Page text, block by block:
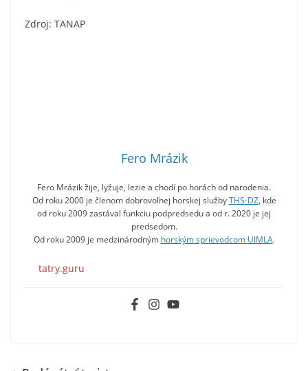
Zdroj: TANAP
Fero Mrázik
Fero Mrázik žije, lyžuje, lezie a chodí po horách od narodenia.
Od roku 2000 je členom dobrovoľnej horskej službyTHS-DZ, kde
od roku 2009 zastával funkciu podpredsedu a od r. 2020 je jej
predsedom.
Od roku 2009 je medzinárodným horským sprievodcom UIMLA.
tatry.guru